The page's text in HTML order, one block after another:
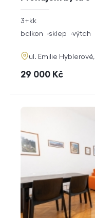
rozměry
3+kk
funkce
balkon sklep výtah
adresa
ul. Emilie
cena
29 000 Kč